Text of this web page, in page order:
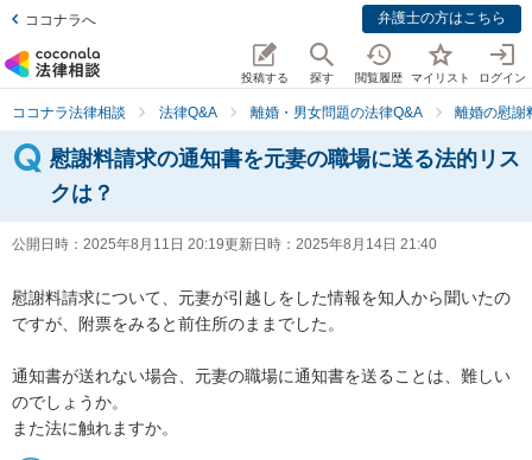
ココナラへ 弁護士の方はこちら
投稿する 探す 閲覧履歴 マイリスト ログイン
ココナラ法律相談 法律Q&A 離婚・男女問題の法律Q&A 離婚の慰謝
慰謝料請求の通知書を元妻の職場に送る法的リス
クは？
公開日時： 2025年8月11日 20:19更新日時： 2025年8月14日 21:40
慰謝料請求について、元妻が引越しをした情報を知人から聞いたの
ですが、附票をみると前住所のままでした。
通知書が送れない場合、元妻の職場に通知書を送ることは、難しい
のでしょうか。
また法に触れますか。